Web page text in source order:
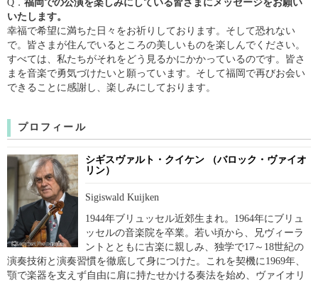
Q．
ジをお願い
いたします。
幸福で希望に満ちた日々をお祈りしております。 そして恐れない
で。皆さまが住んでいるところの美 しいものを楽しんでください。
すべては、私たちがそれをどう見るかにかかっているのです。皆さ
まを音楽で勇気づけたいと願っています。そして福岡で再びお会い
できることに感謝し、楽しみにしておりま す。
プロフィール
シギスヴァルト・クイケン （バロック・ヴァイオ
リン）
Sigiswald Kuijken
1944年ブリュッセル近郊生まれ。1964年にブリュ
ッセルの音楽院を卒業。若い頃から、兄ヴィーラ
ントとともに古楽に親しみ、独学で17～18世紀の
演奏技術と演奏習慣を徹底して身につけた。これを契機に1969年、
顎で楽器を支えず自由に肩に持たせかける奏法を始め、ヴァイオリ